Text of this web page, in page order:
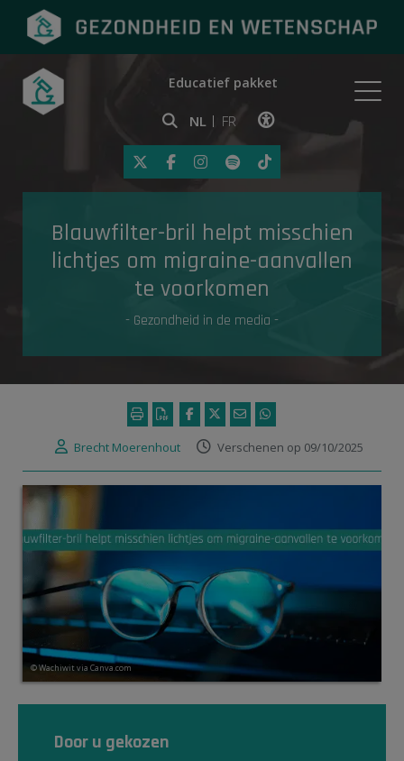
Onderwerpen
Gezondheid in de media
Educatief pakket
NL FR
Klik op deze link om
Blauwfilter-bril helpt misschien
lichtjes om migraine-aanvallen
te voorkomen
- Gezondheid in de media -
Brecht Moerenhout Verschenen op 09/10/2025
© Wachiwit via Canva.com
Door u gekozen